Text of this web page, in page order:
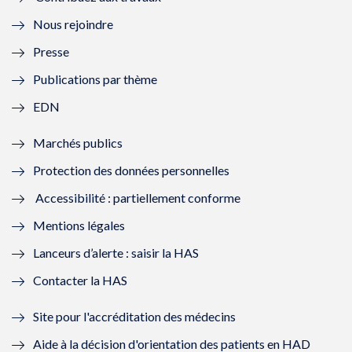
l
f
n
ê
t
r
e
)
e
n
ê
r
)
ê
t
e
ê
)
Nous rejoindre
Presse
Publications par thème
EDN
Marchés publics
Protection des données personnelles
Accessibilité : partiellement conforme
Mentions légales
Lanceurs d’alerte : saisir la HAS
Contacter la HAS
Site pour l'accréditation des médecins
Aide à la décision d'orientation des patients en HAD